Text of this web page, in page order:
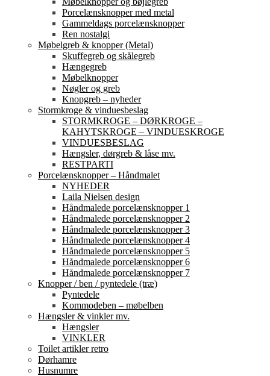
Porcelænsknopper med metal
Gammeldags porcelænsknopper
Ren nostalgi
Møbelgreb & knopper (Metal)
Skuffegreb og skålegreb
Hængegreb
Møbelknopper
Nøgler og greb
Knopgreb – nyheder
Stormkroge & vinduesbeslag
STORMKROGE – DØRKROGE –
KAHYTSKROGE – VINDUESKROGE
VINDUESBESLAG
Hængsler, dørgreb & låse mv.
RESTPARTI
Porcelænsknopper – Håndmalet
NYHEDER
Laila Nielsen design
Håndmalede porcelænsknopper 1
Håndmalede porcelænsknopper 2
Håndmalede porcelænsknopper 3
Håndmalede porcelænsknopper 4
Håndmalede porcelænsknopper 5
Håndmalede porcelænsknopper 6
Håndmalede porcelænsknopper 7
Knopper / ben / pyntedele (træ)
Pyntedele
Kommodeben – møbelben
Hængsler & vinkler mv.
Hængsler
VINKLER
Toilet artikler retro
Dørhamre
Husnumre